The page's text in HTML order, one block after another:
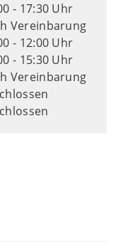
- 17:30 Uhr
Vereinbarung
- 12:00 Uhr
- 15:30 Uhr
Vereinbarung